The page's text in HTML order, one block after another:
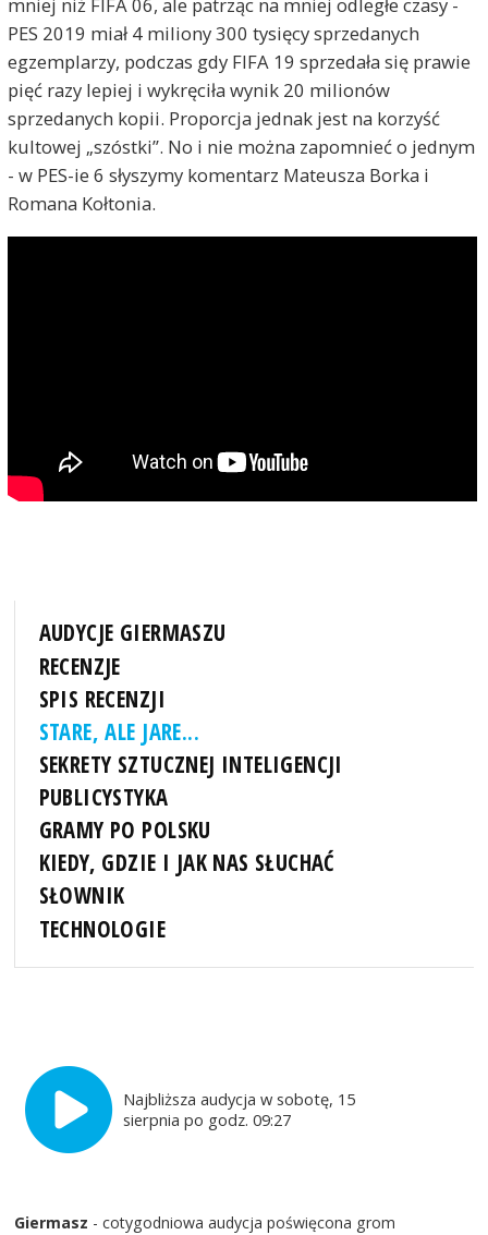
mniej niż FIFA 06, ale patrząc na mniej odległe czasy -
PES 2019 miał 4 miliony 300 tysięcy sprzedanych
egzemplarzy, podczas gdy FIFA 19 sprzedała się prawie
pięć razy lepiej i wykręciła wynik 20 milionów
sprzedanych kopii. Proporcja jednak jest na korzyść
kultowej „szóstki”. No i nie można zapomnieć o jednym
- w PES-ie 6 słyszymy komentarz Mateusza Borka i
Romana Kołtonia.
AUDYCJE GIERMASZU
RECENZJE
SPIS RECENZJI
STARE, ALE JARE...
SEKRETY SZTUCZNEJ INTELIGENCJI
PUBLICYSTYKA
GRAMY PO POLSKU
KIEDY, GDZIE I JAK NAS SŁUCHAĆ
SŁOWNIK
TECHNOLOGIE
Najbliższa audycja w sobotę, 15
sierpnia po godz. 09:27
Giermasz - cotygodniowa audycja poświęcona grom